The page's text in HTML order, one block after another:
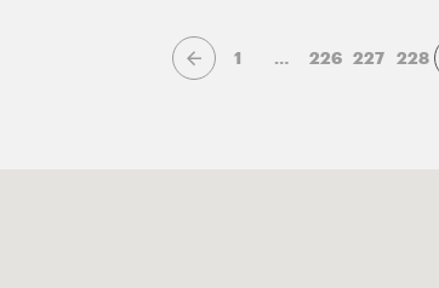
1 … 226 227 228